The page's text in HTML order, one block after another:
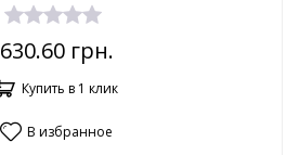
630.60грн.
Купить в 1 клик
В избранное